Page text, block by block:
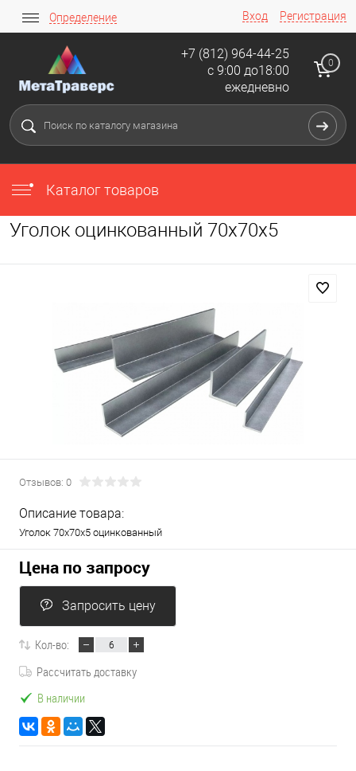
Вход Регистрация
Определение
+7 (812) 964-44-25
с 9:00 до18:00
ежедневно
0
Каталог товаров
Уголок оцинкованный 70х70х5
Отзывов: 0
Описание товара:
Уголок 70х70х5 оцинкованный
Цена по запросу
Запросить цену
Кол-во:
Рассчитать доставку
В наличии